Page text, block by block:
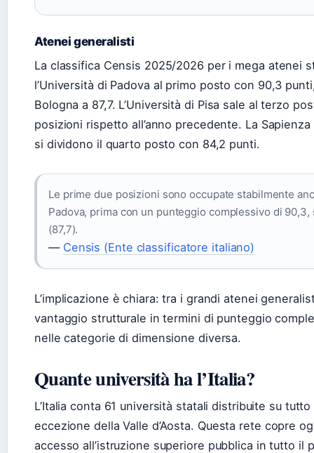
Atenei generalisti
La classifica Censis 2025/2026 per i mega atenei
l’Università di Padova al primo posto con 90,3
Bologna a 87,7. L’Università di Pisa sale al terzo
posizioni rispetto all’anno precedente. La
si dividono il quarto posto con 84,2 punti.
Le prime due posizioni sono occupate stabilmente
Padova, prima con un punteggio complessivo di 90,3,
(87,7).
— Censis (Ente classificatore italiano)
L’implicazione è chiara: tra i grandi atenei
vantaggio strutturale in termini di punteggio
nelle categorie di dimensione diversa.
Quante università ha l’Italia?
L’Italia conta 61 università statali distribuite su
eccezione della Valle d’Aosta. Questa rete copre
accesso all’istruzione superiore pubblica in tutto il